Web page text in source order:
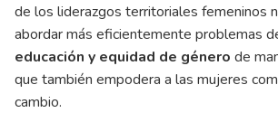
de los liderazgos territoriales femeninos
abordar más eficientemente problemas
educación y equidad de género de
que también empodera a las mujeres
cambio.